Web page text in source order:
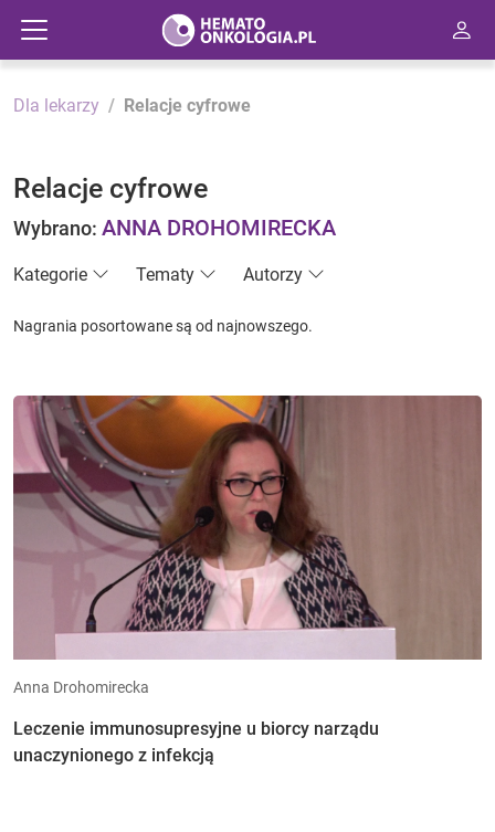
Dla lekarzy Relacje cyfrowe
Relacje cyfrowe
Wybrano: ANNA DROHOMIRECKA
Kategorie Tematy Autorzy
Nagrania posortowane są od najnowszego.
Anna Drohomirecka
Leczenie immunosupresyjne u biorcy narządu
unaczynionego z infekcją